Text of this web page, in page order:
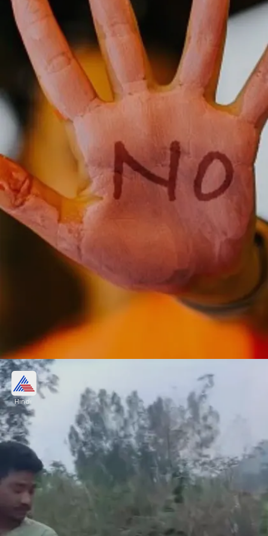
दोनों को निर्वस्त्र किया। और फिर उनके साथ यौन अत्याचार
किया। परेड कराया
Image credits: Our own
Hindi